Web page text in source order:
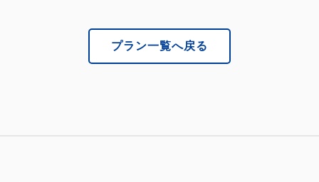
プラン一覧へ戻る